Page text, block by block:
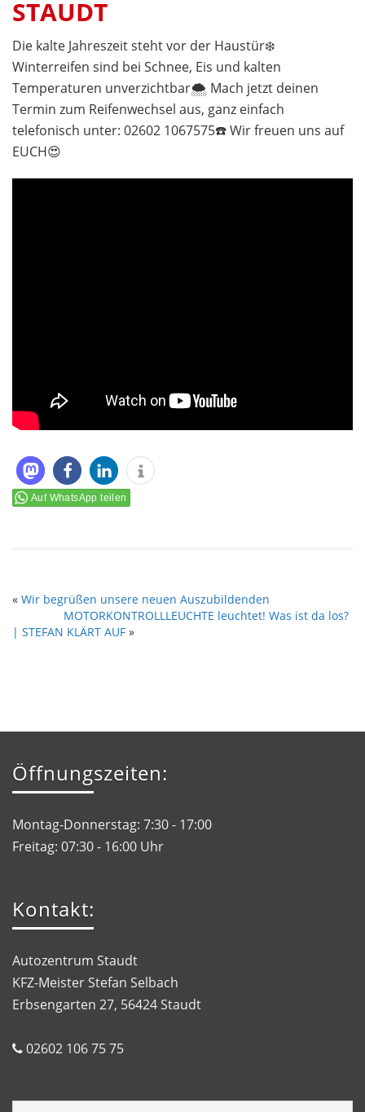
STAUDT
Die kalte Jahreszeit steht vor der Haustür❄️
Winterreifen sind bei Schnee, Eis und kalten
Temperaturen unverzichtbar🌨 Mach jetzt deinen
Termin zum Reifenwechsel aus, ganz einfach
telefonisch unter: 02602 1067575☎️ Wir freuen uns auf
EUCH😍
Auf WhatsApp teilen
« Wir begrüßen unsere neuen Auszubildenden
MOTORKONTROLLLEUCHTE leuchtet! Was ist da los?
| STEFAN KLÄRT AUF »
Öffnungszeiten:
Montag-Donnerstag: 7:30 - 17:00
Freitag: 07:30 - 16:00 Uhr
Kontakt:
Autozentrum Staudt
KFZ-Meister Stefan Selbach
Erbsengarten 27, 56424 Staudt
02602 106 75 75